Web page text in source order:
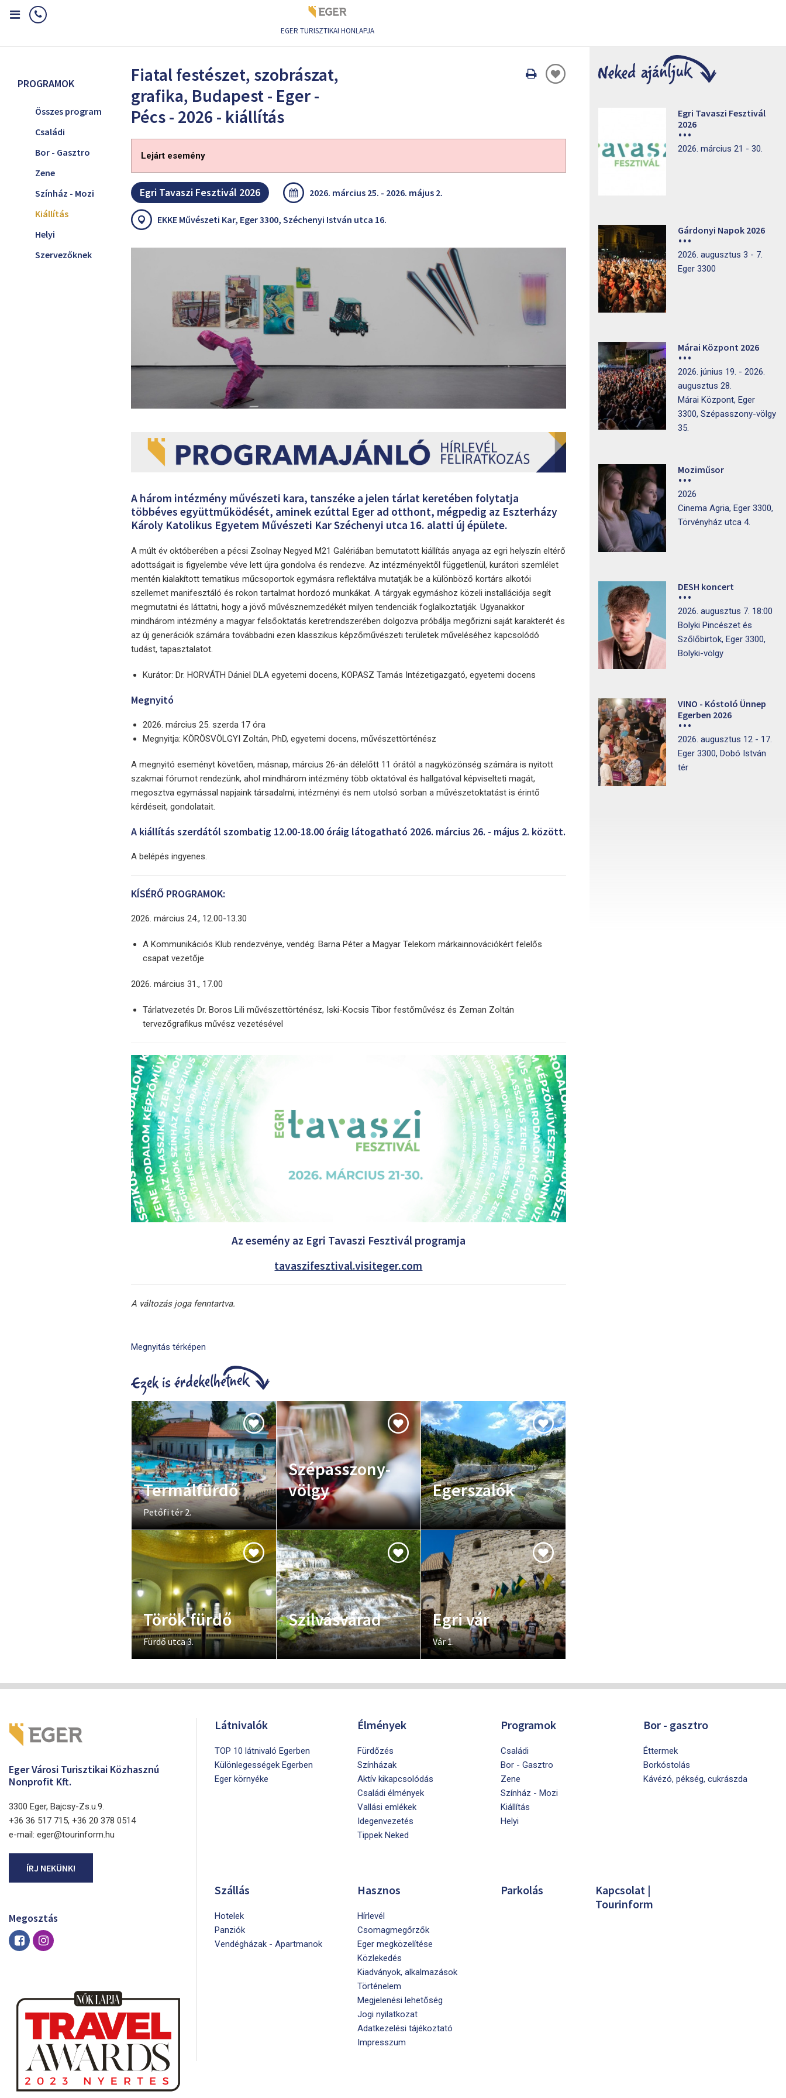
EGER TURISZTIKAI HONLAPJA
PROGRAMOK
Összes program
Családi
Bor - Gasztro
Zene
Színház - Mozi
Kiállítás
Helyi
Szervezőknek
Fiatal festészet, szobrászat,
grafika, Budapest - Eger -
Pécs - 2026 - kiállítás
Oldal
Lejárt esemény
Egri Tavaszi Fesztivál 2026 2026. március 25. - 2026. május 2.
EKKE Művészeti Kar, Eger 3300, Széchenyi István utca 16.
A három intézmény művészeti kara, tanszéke a jelen tárlat keretében folytatja
többéves együttműködését, aminek ezúttal Eger ad otthont, mégpedig az Eszterházy
Károly Katolikus Egyetem Művészeti Kar Széchenyi utca 16. alatti új épülete.
A múlt év októberében a pécsi Zsolnay Negyed M21 Galériában bemutatott kiállítás anyaga az egri helyszín eltérő
adottságait is figyelembe véve lett újra gondolva és rendezve. Az intézményektől függetlenül, kurátori szemlélet
mentén kialakított tematikus műcsoportok egymásra reflektálva mutatják be a különböző kortárs alkotói
szellemet manifesztáló és rokon tartalmat hordozó munkákat. A tárgyak egymáshoz közeli installációja segít
megmutatni és láttatni, hogy a jövő művésznemzedékét milyen tendenciák foglalkoztatják. Ugyanakkor
mindhárom intézmény a magyar felsőoktatás keretrendszerében dolgozva próbálja megőrizni saját karakterét és
az új generációk számára továbbadni ezen klasszikus képzőművészeti területek műveléséhez kapcsolódó
tudást, tapasztalatot.
Kurátor: Dr. HORVÁTH Dániel DLA egyetemi docens, KOPASZ Tamás Intézetigazgató, egyetemi docens
Megnyitó
2026. március 25. szerda 17 óra
Megnyitja: KÖRÖSVÖLGYI Zoltán, PhD, egyetemi docens, művészettörténész
A megnyitó eseményt követően, másnap, március 26-án délelőtt 11 órától a nagyközönség számára is nyitott
szakmai fórumot rendezünk, ahol mindhárom intézmény több oktatóval és hallgatóval képviselteti magát,
megosztva egymással napjaink társadalmi, intézményi és nem utolsó sorban a művészetoktatást is érintő
kérdéseit, gondolatait.
A kiállítás szerdától szombatig 12.00-18.00 óráig látogatható 2026. március 26. - május 2. között.
A belépés ingyenes.
KÍSÉRŐ PROGRAMOK:
2026. március 24., 12.00-13.30
A Kommunikációs Klub rendezvénye, vendég: Barna Péter a Magyar Telekom márkainnovációkért felelős
csapat vezetője
2026. március 31., 17.00
Tárlatvezetés Dr. Boros Lili művészettörténész, Iski-Kocsis Tibor festőművész és Zeman Zoltán
tervezőgrafikus művész vezetésével
Az esemény az Egri Tavaszi Fesztivál programja
tavaszifesztival.visiteger.com
A változás joga fenntartva.
Megnyitás térképen
Termálfürdő
Petőfi tér 2.
Szépasszony-
völgy
Egerszalók
Török fürdő
Fürdő utca 3.
Szilvásvárad Egri vár
Vár 1.
Egri Tavaszi Fesztivál
2026
2026. március 21 - 30.
Gárdonyi Napok 2026
2026. augusztus 3 - 7.
Eger 3300
Márai Központ 2026
2026. június 19. - 2026.
augusztus 28.
Márai Központ, Eger
3300, Szépasszony-völgy
35.
Moziműsor
2026
Cinema Agria, Eger 3300,
Törvényház utca 4.
DESH koncert
2026. augusztus 7. 18:00
Bolyki Pincészet és
Szőlőbirtok, Eger 3300,
Bolyki-völgy
VINO - Kóstoló Ünnep
Egerben 2026
2026. augusztus 12 - 17.
Eger 3300, Dobó István
tér
Eger Városi Turisztikai Közhasznú
Nonprofit Kft.
3300 Eger, Bajcsy-Zs.u.9.
+36 36 517 715, +36 20 378 0514
e-mail: eger@tourinform.hu
ÍRJ NEKÜNK!
Megosztás
Látnivalók
TOP 10 látnivaló Egerben
Különlegességek Egerben
Eger környéke
Élmények
Fürdőzés
Színházak
Aktív kikapcsolódás
Családi élmények
Vallási emlékek
Idegenvezetés
Tippek Neked
Programok
Családi
Bor - Gasztro
Zene
Színház - Mozi
Kiállítás
Helyi
Bor - gasztro
Éttermek
Borkóstolás
Kávézó, pékség, cukrászda
Szállás
Hotelek
Panziók
Vendégházak - Apartmanok
Hasznos
Hírlevél
Csomagmegőrzők
Eger megközelítése
Közlekedés
Kiadványok, alkalmazások
Történelem
Megjelenési lehetőség
Jogi nyilatkozat
Adatkezelési tájékoztató
Impresszum
Parkolás
Kapcsolat |
Tourinform